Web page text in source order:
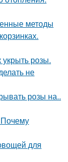
методы
розы.
не
розы на..
Почему
для